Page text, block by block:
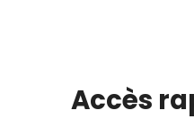
Accès